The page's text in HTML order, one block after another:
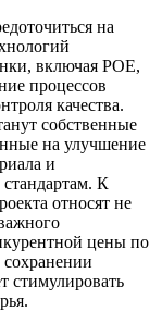
на
включая POE,
процессов
качества.
собственные
на улучшение
и
К
относят не
цены по
стимулировать